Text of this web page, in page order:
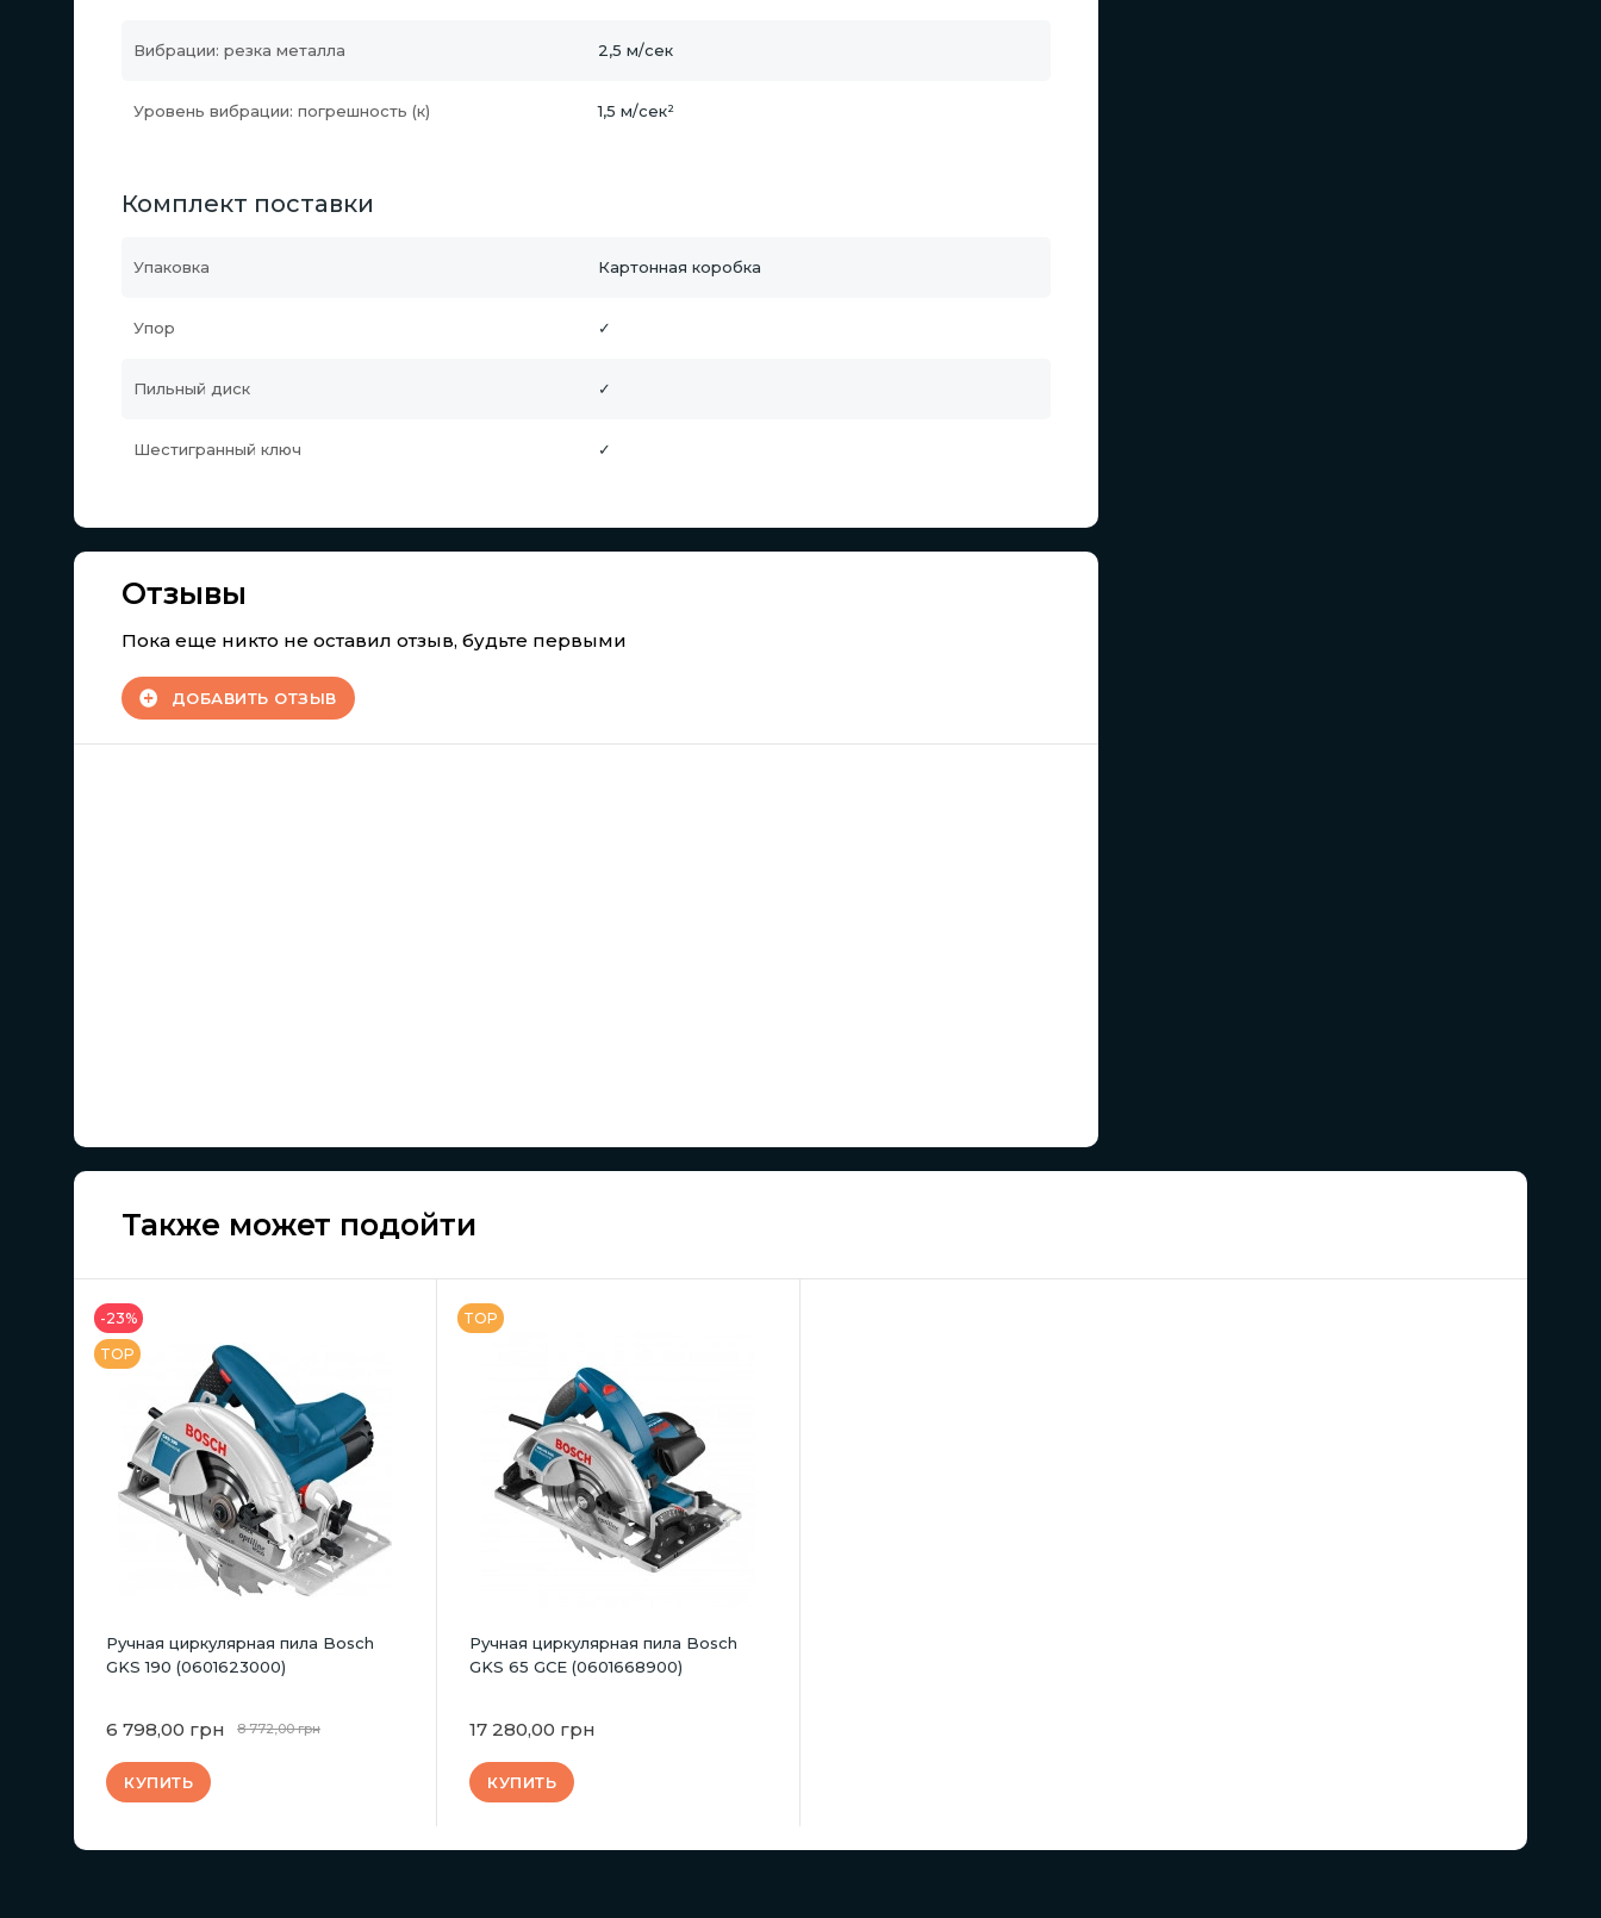
Вибрации: резка металла 2,5 м/сек
Уровень вибрации: погрешность (к) 1,5 м/сек²
Комплект поставки
Упаковка Картонная коробка
Упор ✓
Пильный диск ✓
Шестигранный ключ ✓
Отзывы
Пока еще никто не оставил отзыв, будьте первыми
ДОБАВИТЬ ОТЗЫВ
Также может подойти
-23%
TOP
Ручная циркулярная пила Bosch
GKS 190 (0601623000)
6 798,00 грн 8 772,00 грн
КУПИТЬ
TOP
Ручная циркулярная пила Bosch
GKS 65 GCE (0601668900)
17 280,00 грн
КУПИТЬ